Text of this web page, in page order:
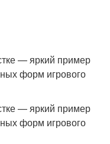
— яркий пример
форм игрового
— яркий пример
форм игрового